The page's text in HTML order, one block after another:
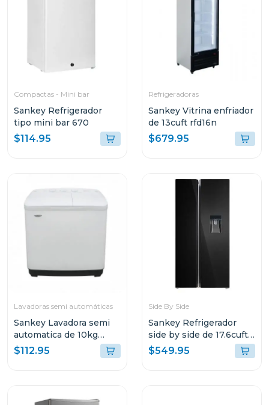
Compactas - Mini bar
Sankey Refrigerador
tipo mini bar 670
$114.95
Refrigeradoras
Sankey Vitrina enfriador
de 13cuft rfd16n
$679.95
Lavadoras semi automáticas
Sankey Lavadora semi
automatica de 10kg
blanca wm1077
$112.95
Side By Side
Sankey Refrigerador
side by side de 17.6cuft
con dispensador
rf19in89
$549.95